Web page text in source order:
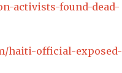
activists-found-dead-
haiti-official-exposed-